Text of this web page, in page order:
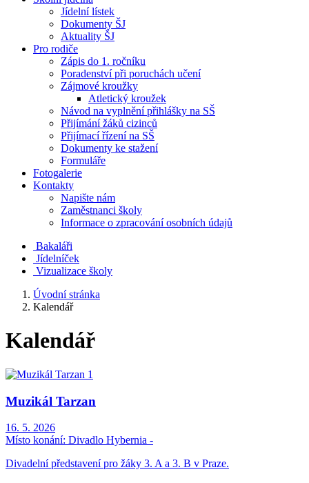
Jídelní lístek
Dokumenty ŠJ
Aktuality ŠJ
Pro rodiče
Zápis do 1. ročníku
Poradenství při poruchách učení
Zájmové kroužky
Atletický kroužek
Návod na vyplnění přihlášky na SŠ
Přijímání žáků cizinců
Přijímací řízení na SŠ
Dokumenty ke stažení
Formuláře
Fotogalerie
Kontakty
Napište nám
Zaměstnanci školy
Informace o zpracování osobních údajů
Bakaláři
Jídelníček
Vizualizace školy
Úvodní stránka
Kalendář
Kalendář
Muzikál Tarzan
16. 5. 2026
Místo konání: Divadlo Hybernia -
Divadelní představení pro žáky 3. A a 3. B v Praze.